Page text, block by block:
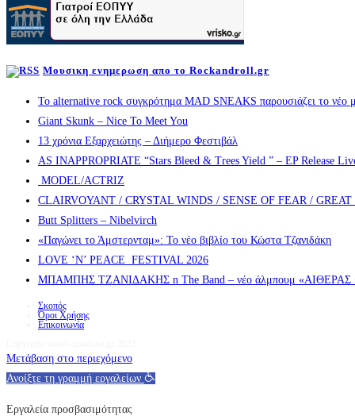
Μουσικη ενημερωση απο το Rockandroll.gr
Το alternative rock συγκρότημα MAD SNEAKS παρουσιάζει το νέο
Giant Skunk – Nice To Meet You
13 χρόνια Εξαρχειώτης – Διήμερο Φεστιβάλ
AS INAPPROPRIATE “Stars Bleed & Trees Yield ” – EP Release
MODEL/ACTRIZ
CLAIRVOYANT / CRYSTAL WINDS / SENSE OF FEAR /
Butt Splitters – Nibelvirch
«Παγώνει το Άμστερνταμ»: Το νέο βιβλίο του Κώστα Τζανιδάκη
LOVE ‘N’ PEACE FESTIVAL 2026
ΜΠΑΜΠΗΣ ΤΖΑΝΙΔΑΚΗΣ n The Band – νέο άλμπουμ «ΑΙΘΕΡΑΣ »
Σκοπός
Όροι Χρήσης
Επικοινωνία
Μετάβαση στο περιεχόμενο
Ανοίξτε τη γραμμή εργαλείων
Εργαλεία προσβασιμότητας